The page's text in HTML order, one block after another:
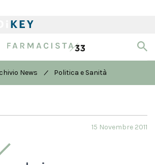
News / Politica e Sanità
15 Novembre 2011